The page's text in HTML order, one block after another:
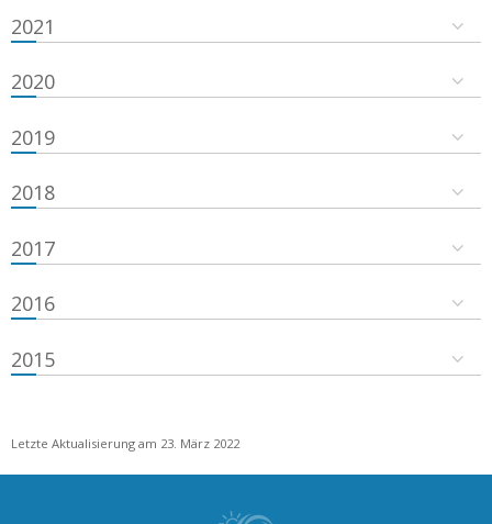
2021
2020
2019
2018
2017
2016
2015
Letzte Aktualisierung am 23. März 2022